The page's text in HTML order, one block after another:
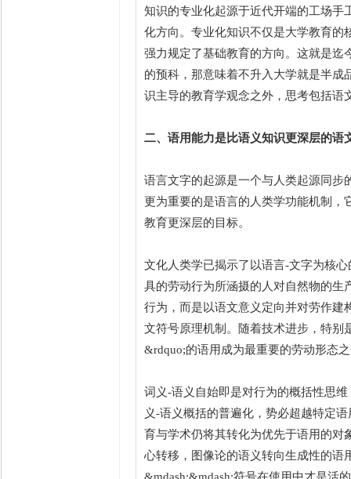
知识的专业化起源于近代开端的工场手
化方向。专业化知识不仅是大学教育的
强力规定了基础教育的方向。这就是迄
的预科，那意味着不升入大学就是半
识主导的教育学观念之外，思考包括语
二、语用能力是比语义知识更深层的语
语言文字的起源是一个与人类起源同步
更为重要的是语言的人类学功能机制，
教育更深层的目标。
文化人类学已揭示了以语言-文字为核
具的劳动行为所涵摄的人对自然物的生
行为，而是以语文意义定向并对劳作建
文符号原理机制。随着技术进步，特别
&rdquo;的语用成为最重要的劳动形态
词义-语义自始即是对行为的概括性思
义-语义概括的普遍化，势必超越特定
育与学术仍将其转化为优先于语用的对
心转移，图像论的语义转向生成性的语